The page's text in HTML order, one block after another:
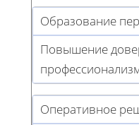
Образование
Повышение
Оперативное